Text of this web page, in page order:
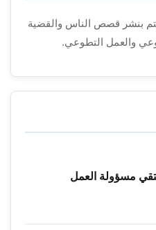
بنشر قصص الناس والقضية
والعمل التطوعي.
مسؤولة العمل